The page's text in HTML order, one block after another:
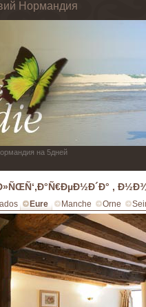
Нормандия
на 5дней
,
Eure Manche Orne